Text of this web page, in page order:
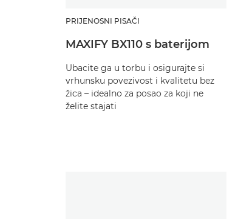
PRIJENOSNI PISAČI
MAXIFY BX110 s baterijom
Ubacite ga u torbu i osigurajte si
vrhunsku povezivost i kvalitetu bez
žica – idealno za posao za koji ne
želite stajati